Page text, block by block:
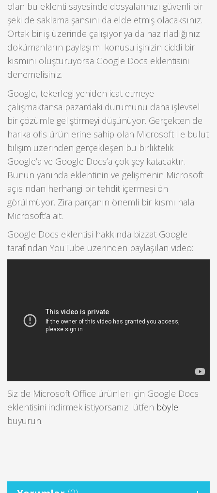
olan bu eklenti sayesinde dosyalarınızı güvenli bir
şekilde saklama şansını da elde etmiş olacaksınız.
Ortak bir iş üzerinde çalışıyor ya da hazırladığınız
dokümanların paylaşımı konusu işinizin ciddi bir
kısmını oluşturuyorsa Google Docs eklentisini
denemelisiniz.
Google, tekerleği yeniden icat etmeye
çalışmaktansa pazardaki durumunu daha işlevsel
bir çözümle geliştirmeyi düşünüyor. Gerçekten de
harika ofis ürünlerine sahip olan Microsoft ile bulut
bilişim üzerinden gerçekleşen bu birliktelik
Google’a ve Google Docs’a çok şey katacaktır.
Bunun yanında eklentinin ve gelişmenin Microsoft
açısından herhangi bir tehdit içermesi ön
görülmüyor. Zira parçanın önemli bir kısmı hala
Microsoft’a ait.
Google Docs eklentisi hakkında bizzat Google
tarafından YouTube üzerinden paylaşılan video:
Siz de Microsoft Office ürünleri için Google Docs
eklentisini indirmek istiyorsanız lütfen böyle
buyurun.